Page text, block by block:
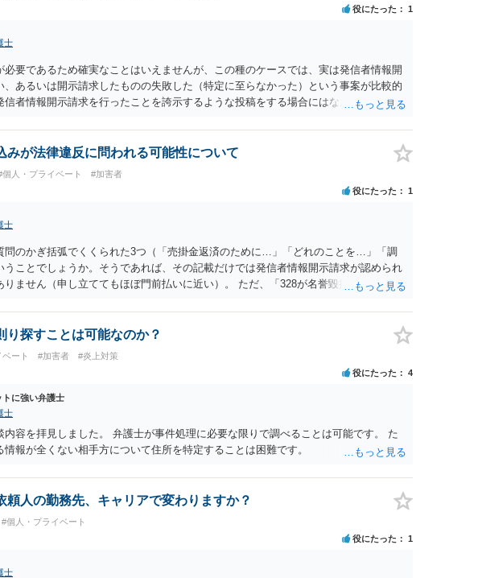
役にたった 1
士
必要であるため確実なことはいえませんが、この種のケースでは、実は発信者情報開
、あるいは開示請求したものの失敗した（特定に至らなかった）という事案が比較的
信者情報開示請求を行ったことを誇示するような投稿をする場合にはなおさら）。
みが法律違反に問われる可能性について
個人・プライベート #加害者
役にたった 1
士
問のかぎ括弧でくくられた3つ（「売掛金返済のために…」「どれのことを…」「調
ことでしょうか。そうであれば、その記載だけでは発信者情報開示請求が認められ
りません（申し立ててもほぼ門前払いに近い）。 ただ、「328が名誉毀損、偽計業務
景事情があれば、回答は180度変わるかもしれません。公開の場で詳細を投稿するこ
すので、弁護士へ直接相談した方がよいでしょう。
り探すことは可能なのか？
ート #加害者 #炎上対策
役にたった 4
トに強い弁護士
士
内容を拝見しました。 弁護士が事件処理に必要な限りで調べることは可能です。 た
情報が全くない相手方について住所を特定することは困難です。
頼人の勤務先、キャリアで変わりますか？
#個人・プライベート
役にたった 1
士